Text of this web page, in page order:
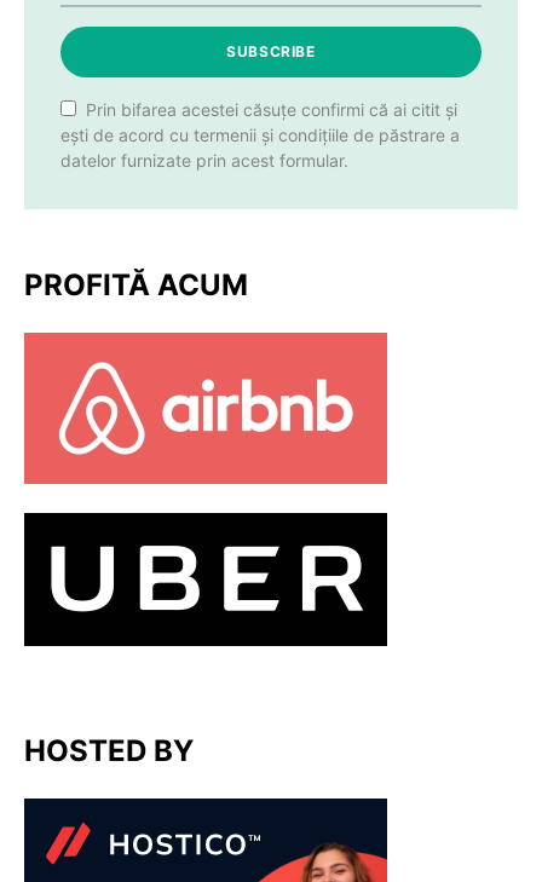
SUBSCRIBE
Prin bifarea acestei căsuțe confirmi că ai citit și
ești de acord cu termenii și condițiile de păstrare a
datelor furnizate prin acest formular.
PROFITĂ ACUM
HOSTED BY